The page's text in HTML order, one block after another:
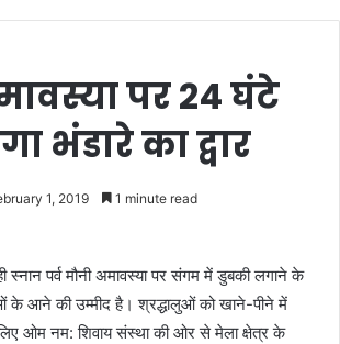
पर 24 घंटे
भंडारे का द्वार
1, 2019 1 minute read
पर्व मौनी अमावस्या पर संगम में डुबकी लगाने के
के आने की उम्मीद है। श्रद्धालुओं को खाने-पीने में
ओम नम: शिवाय संस्था की ओर से मेला क्षेत्र के